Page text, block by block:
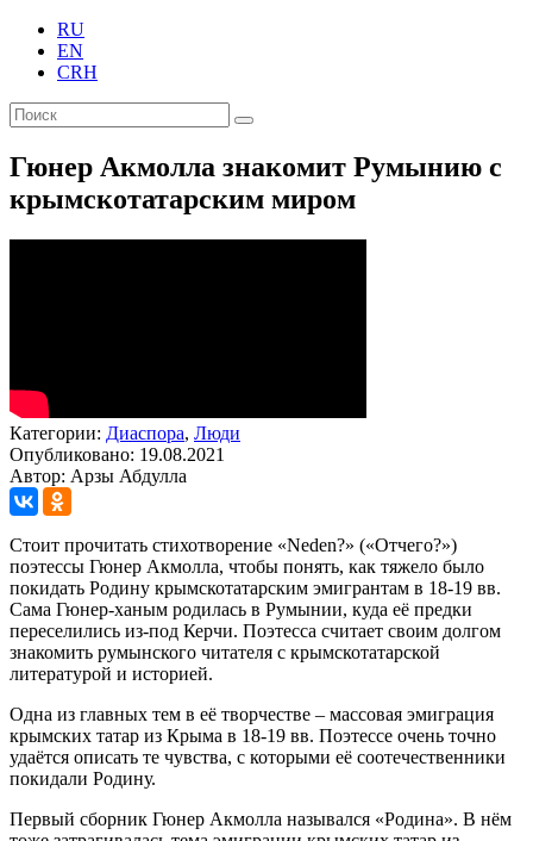
RU
EN
CRH
Гюнер Акмолла знакомит Румынию с
крымскотатарским миром
Категории: Диаспора, Люди
Опубликовано: 19.08.2021
Автор: Арзы Абдулла
Стоит прочитать стихотворение «Neden?» («Отчего?»)
поэтессы Гюнер Акмолла, чтобы понять, как тяжело было
покидать Родину крымскотатарским эмигрантам в 18-19 вв.
Сама Гюнер-ханым родилась в Румынии, куда её предки
переселились из-под Керчи. Поэтесса считает своим долгом
знакомить румынского читателя с крымскотатарской
литературой и историей.
Одна из главных тем в её творчестве – массовая эмиграция
крымских татар из Крыма в 18-19 вв. Поэтессе очень точно
удаётся описать те чувства, с которыми её соотечественники
покидали Родину.
Первый сборник Гюнер Акмолла назывался «Родина». В нём